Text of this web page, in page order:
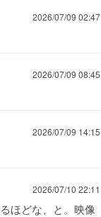
2026/07/09 02:47
2026/07/09 08:45
2026/07/09 14:15
2026/07/10 22:11
ほどな、と。映像